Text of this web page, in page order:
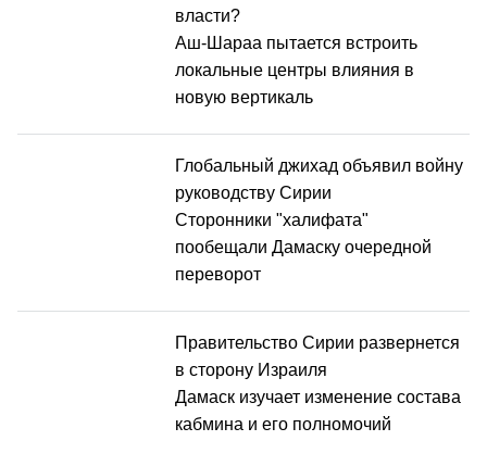
власти?
Аш-Шараа пытается встроить
локальные центры влияния в
новую вертикаль
Глобальный джихад объявил войну
руководству Сирии
Сторонники "халифата"
пообещали Дамаску очередной
переворот
Правительство Сирии развернется
в сторону Израиля
Дамаск изучает изменение состава
кабмина и его полномочий